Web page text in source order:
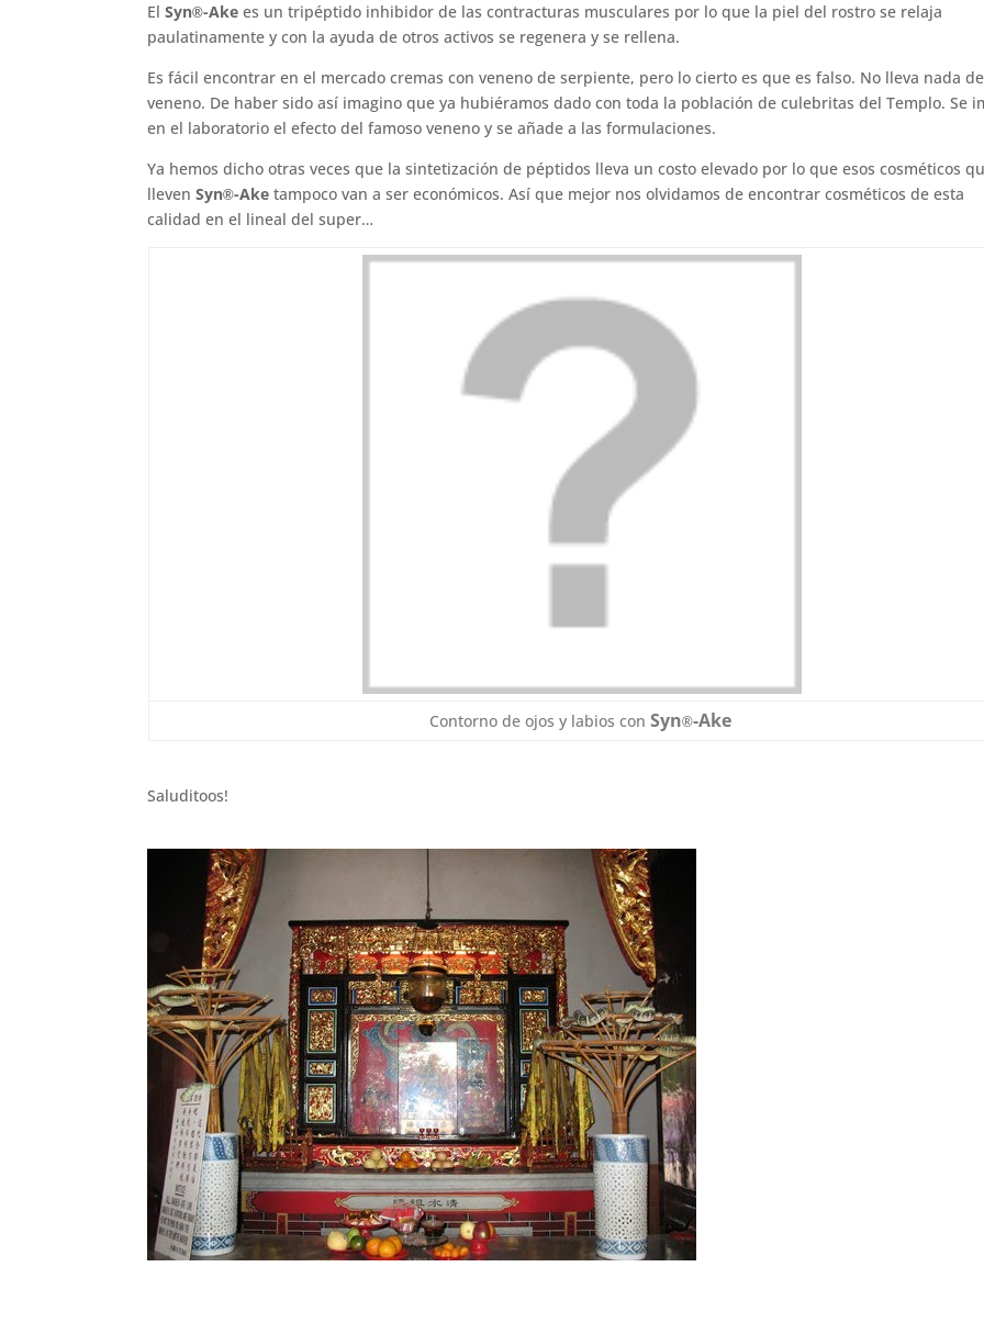
ElSyn®-Akees un tripéptido inhibidor de las contracturas musculares por lo que la piel del rostro se relaja
paulatinamente y con la ayuda de otros activos se regenera y se rellena.
Es fácil encontrar en el mercado cremas con veneno de serpiente, pero lo cierto es que es falso. No lleva nada de
veneno. De haber sido así imagino que ya hubiéramos dado con toda la población de culebritas del Templo. Se
en el laboratorio el efecto del famoso veneno y se añade a las formulaciones.
Ya hemos dicho otras veces que la sintetización de péptidos lleva un costo elevado por lo que esos cosméticos
llevenSyn®-Aketampoco van a ser económicos. Así que mejor nos olvidamos de encontrar cosméticos de esta
calidad en el lineal del super…
Contorno de ojos y labios con Syn®-Ake
Saluditoos!